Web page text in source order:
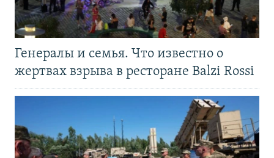
Генералы и семья. Что известно о
жертвах взрыва в ресторане Balzi Rossi